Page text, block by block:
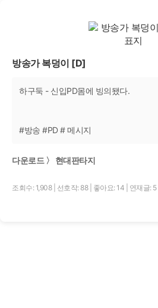
방송가 복덩이 [D]
하구둑 - 신입PD몸에 빙의됐다.
#방송 #PD # 메시지
다운로드 〉 현대판타지
조회수: 1,908 선호작: 88 좋아요: 14 연재글: 5